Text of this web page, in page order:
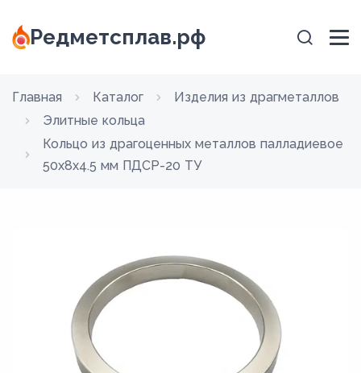
Редметсплав.рф
Главная Каталог
Изделия из драгметаллов
Элитные кольца
Кольцо из драгоценных металлов палладиевое
50х8х4.5 мм ПДСР-20 ТУ